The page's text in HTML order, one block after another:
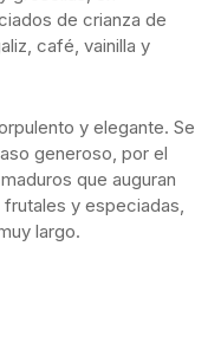
de crianza de
café, vainilla y
y elegante. Se
generoso, por el
que auguran
y especiadas,
largo.